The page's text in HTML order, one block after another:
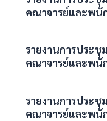
คณาจารย์และพนั
รายงานการประ
คณาจารย์และพนั
รายงานการประ
คณาจารย์และพนั